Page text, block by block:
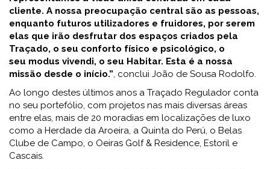
cliente. A nossa preocupação central são as pessoas,
enquanto futuros utilizadores e fruidores, por serem
elas que irão desfrutar dos espaços criados pela
Traçado, o seu conforto físico e psicológico, o
seu modus vivendi, o seu Habitar. Esta é a nossa
missão desde o início.”, conclui João de Sousa Rodolfo.
Ao longo destes últimos anos a Traçado Regulador conta
no seu portefólio, com projetos nas mais diversas áreas
entre elas, mais de 20 moradias em localizações de luxo
como a Herdade da Aroeira, a Quinta do Perú, o Belas
Clube de Campo, o Oeiras Golf & Residence, Estoril e
Cascais.